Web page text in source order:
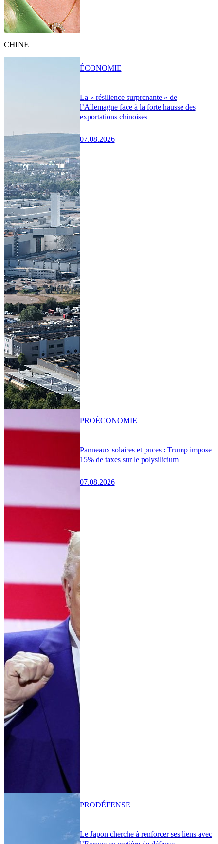
CHINE
La « résilience surprenante » de
l’Allemagne face à la forte hausse des
exportations chinoises
07.08.2026
ÉCONOMIE
Panneaux solaires et puces : Trump impose
15% de taxes sur le polysilicium
07.08.2026
PROÉCONOMIE
Le Japon cherche à renforcer ses liens avec
PRODÉFENSE